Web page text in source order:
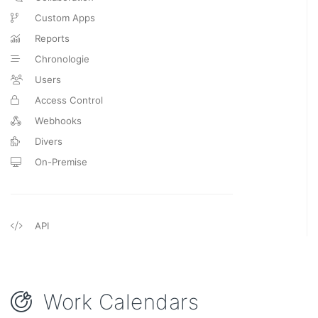
Custom Apps
Reports
Chronologie
Users
Access Control
Webhooks
Divers
On-Premise
API
Work Calendars